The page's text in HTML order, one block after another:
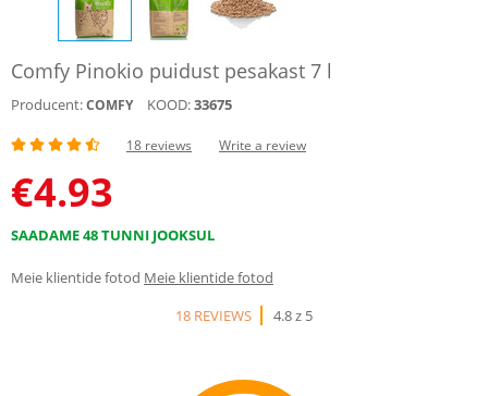
Comfy Pinokio puidust pesakast 7 l
Producent:COMFY KOOD:33675
18 reviews Write a review
€4.93
SAADAME 48 TUNNI JOOKSUL
Meie klientide fotod Meie klientide fotod
18 REVIEWS
4.8 z 5